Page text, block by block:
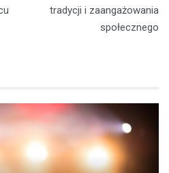
tradycji i zaangażowania
społecznego